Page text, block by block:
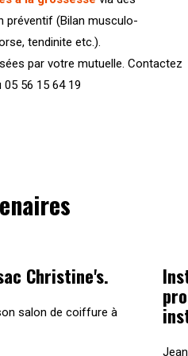
préventif (Bilan musculo-
tendinite etc.).
par votre mutuelle. Contactez
05 56 15 64 19
Christine's.
salon de coiffure à